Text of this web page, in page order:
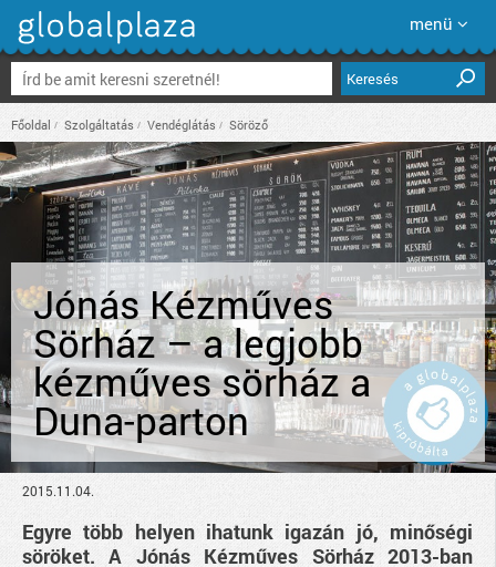
menü
Keresés
Főoldal Szolgáltatás Vendéglátás Söröző
Jónás Kézműves
Sörház – a legjobb
kézműves sörház a
Duna-parton
2015.11.04.
Egyre több helyen ihatunk igazán jó, minőségi
söröket. A Jónás Kézműves Sörház 2013-ban